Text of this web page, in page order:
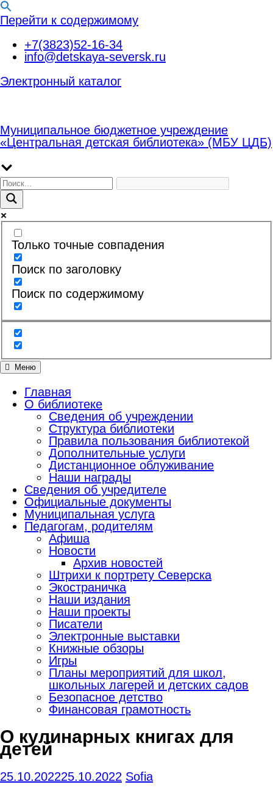
Перейти к содержимому
+7(3823)52-16-34
info@detskaya-seversk.ru
Электронный каталог
Муниципальное бюджетное учреждение
«Центральная детская библиотека» (МБУ ЦДБ)
Только точные совпадения
Поиск по заголовку
Поиск по содержимому
Меню
Главная
О библиотеке
Сведения об учреждении
Структура библиотеки
Правила пользования библиотекой
Дополнительные услуги
Дистанционное облуживание
Наши награды
Сведения об учредителе
Официальные документы
Муниципальная услуга
Педагогам, родителям
Афиша
Новости
Архив новостей
Штрихи к портрету Северска
Экостраничка
Наши издания
Наши проекты
Писатели
Электронные выставки
Книжные обзоры
Игры
Планы мероприятий для школ,
школьных лагерей и детских садов
Безопасное детство
Финансовая грамотность
О кулинарных книгах для
детей
25.10.202225.10.2022 Sofia